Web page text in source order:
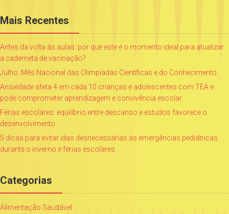
Mais Recentes
Antes da volta às aulas: por que este é o momento ideal para atualizar
a caderneta de vacinação?
Julho: Mês Nacional das Olimpíadas Científicas e do Conhecimento
Ansiedade afeta 4 em cada 10 crianças e adolescentes com TEA e
pode comprometer aprendizagem e convivência escolar
Férias escolares: equilíbrio entre descanso e estudos favorece o
desenvolvimento
5 dicas para evitar idas desnecessárias às emergências pediátricas
durante o inverno e férias escolares
Categorias
Alimentação Saudável